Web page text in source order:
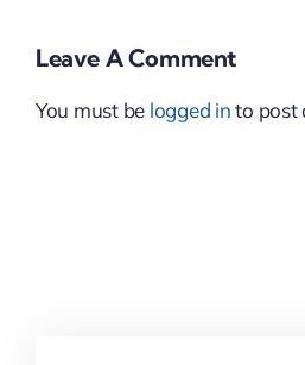
Leave A Comment
You must be logged into post